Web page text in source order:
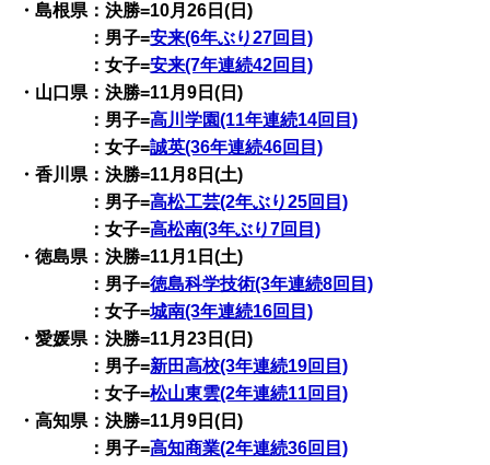
・島根県：決勝=10月26日(日)
：男子=安来(6年ぶり27回目)
：女子=安来(7年連続42回目)
・山口県：決勝=11月9日(日)
：男子=高川学園(11年連続14回目)
：女子=誠英(36年連続46回目)
・香川県：決勝=11月8日(土)
：男子=高松工芸(2年ぶり25回目)
：女子=高松南(3年ぶり7回目)
・徳島県：決勝=11月1日(土)
：男子=徳島科学技術(3年連続8回目)
：女子=城南(3年連続16回目)
・愛媛県：決勝=11月23日(日)
：男子=新田高校(3年連続19回目)
：女子=松山東雲(2年連続11回目)
・高知県：決勝=11月9日(日)
：男子=高知商業(2年連続36回目)